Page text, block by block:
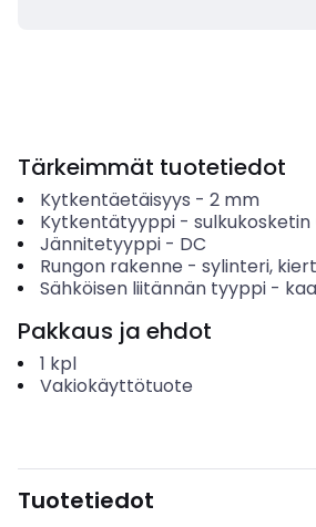
Tärkeimmät tuotetiedot
Kytkentäetäisyys - 2 mm
Kytkentätyyppi- sulkukosketin
Jännitetyyppi- DC
Rungon rakenne - sylinteri,
Sähköisen liitännän tyyppi-
Pakkaus ja ehdot
1 kpl
Vakiokäyttötuote
Tuotetiedot